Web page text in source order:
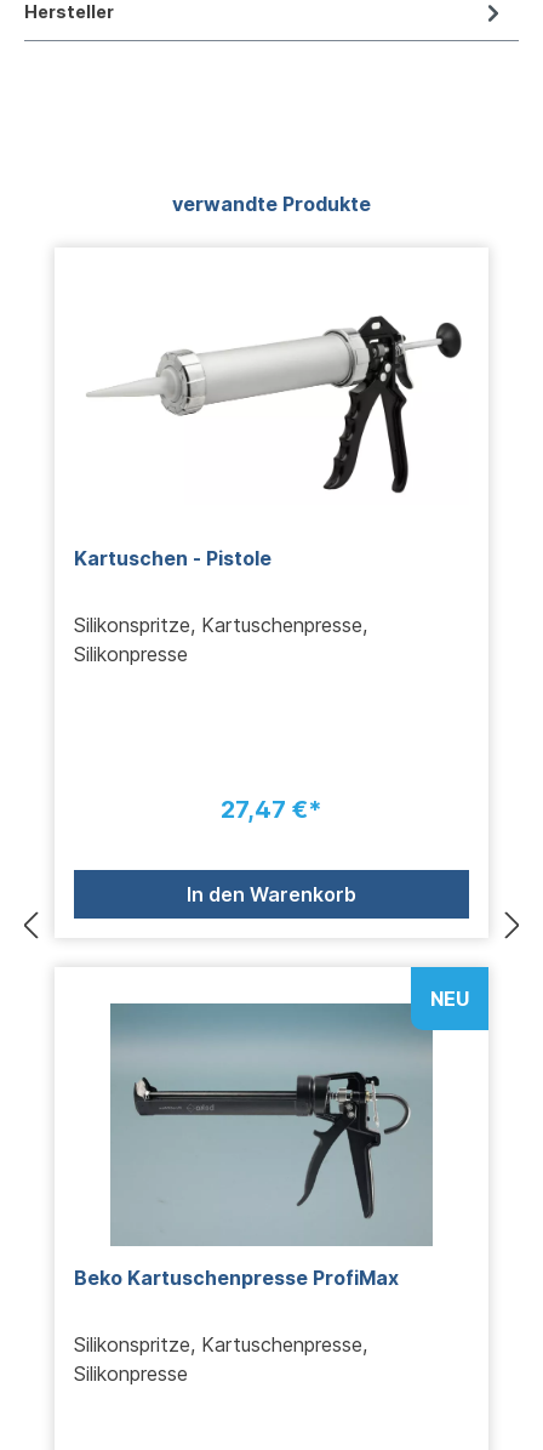
Hersteller
Produktgalerie überspringen
verwandte Produkte
Kartuschen - Pistole
Silikonspritze, Kartuschenpresse,
Silikonpresse
27,47 €*
In den Warenkorb
NEU
Beko Kartuschenpresse ProfiMax
Silikonspritze, Kartuschenpresse,
Silikonpresse